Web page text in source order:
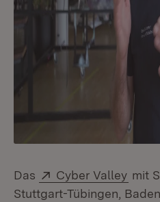
Das Extern:
Cyber Valley mit
Stuttgart-Tübingen,